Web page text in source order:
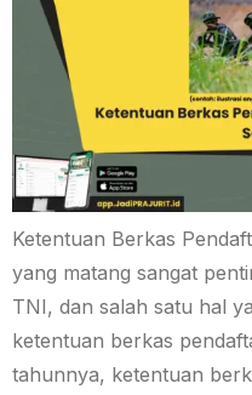
Ketentuan Berkas
yang matang sangat
TNI, dan salah satu hal
ketentuan berkas
tahunnya, ketentuan